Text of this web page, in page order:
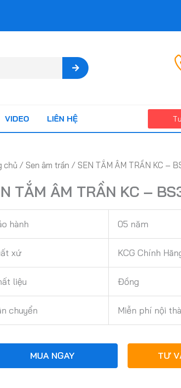
Tìm
kiếm
VIDEO LIÊN HỆ
chủ / Sen âm trần / SEN TẮM ÂM TRẦN KC –
TẮM ÂM TRẦN KC –
hành 05 năm
xứ KCG Chính
liệu Đồng
chuyển Miễn phí nội
MUA NGAY TƯ